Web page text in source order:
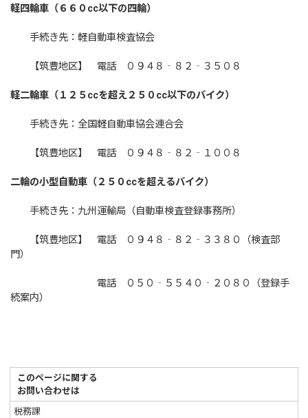
軽四輪車（６６０cc以下の四輪）
手続き先：軽自動車検査協会
【筑豊地区】 電話 ０９４８‐８２‐３５０８
軽二輪車（１２５ccを超え２５０cc以下のバイク）
手続き先：全国軽自動車協会連合会
【筑豊地区】 電話 ０９４８‐８２‐１００８
二輪の小型自動車（２５０ccを超えるバイク）
手続き先：九州運輸局（自動車検査登録事務所）
【筑豊地区】 電話 ０９４８‐８２‐３３８０（検査部
門）
電話 ０５０‐５５４０‐２０８０（登録手
続案内）
このページに関する
お問い合わせは
税務課